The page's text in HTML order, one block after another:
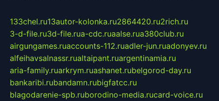
133chel.ru13autor-kolonka.ru2864420.ru2rich.ru
3-d-file.ru3d-file.rua-cdc.ruaalse.rua380club.ru
airgungames.ruaccounts-112.ruadler-jun.ruadonyev.ru
alfeihavsalnassr.rualtaipant.ruargentinamia.ru
aria-family.ruarkrym.ruashanet.rubelgorod-day.ru
bankaribi.rubandamn.rubigfatcc.ru
blagodarenie-spb.ruborodino-media.rucard-voice.ru